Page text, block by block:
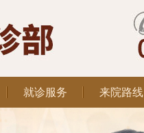
就诊服务 来院路线